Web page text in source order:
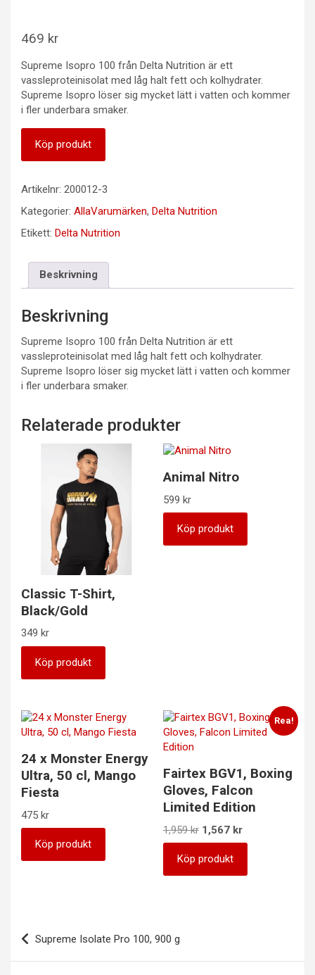
469 kr
Supreme Isopro 100 från Delta Nutrition är ett
vassleproteinisolat med låg halt fett och kolhydrater.
Supreme Isopro löser sig mycket lätt i vatten och kommer
i fler underbara smaker.
Köp produkt
Artikelnr: 200012-3
Kategorier: AllaVarumärken, Delta Nutrition
Etikett: Delta Nutrition
Beskrivning
Beskrivning
Supreme Isopro 100 från Delta Nutrition är ett
vassleproteinisolat med låg halt fett och kolhydrater.
Supreme Isopro löser sig mycket lätt i vatten och kommer
i fler underbara smaker.
Relaterade produkter
Classic T-Shirt,
Black/Gold
349 kr
Köp produkt
Animal Nitro
599 kr
Köp produkt
24 x Monster Energy
Ultra, 50 cl, Mango
Fiesta
475 kr
Köp produkt
Rea!
Fairtex BGV1, Boxing
Gloves, Falcon
Limited Edition
1,959kr Det
ursprungliga
priset
var:
1,567 krDet
nuvarande
är:
Köp produkt
Inläggsnavigering
Supreme Isolate Pro 100, 900 g